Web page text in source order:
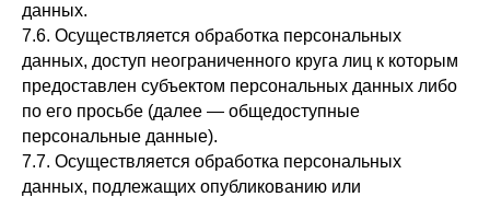
данных.
7.6. Осуществляется обработка персональных
данных, доступ неограниченного круга лиц к которым
предоставлен субъектом персональных данных либо
по его просьбе (далее — общедоступные
персональные данные).
7.7. Осуществляется обработка персональных
данных, подлежащих опубликованию или